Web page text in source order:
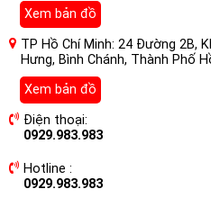
Đây là câu hỏi mà rất nhiều
Bởi không phải tất cả các mẫu
đều được trang bị sản phẩm
được những trải nghiệm tốt
cửa hít rất cần thiết.
Cửa hít là sản phẩm công
lại để đảm bảo an toàn khi
của cửa hít bao gồm các bộ
Xem bản đồ
TP Hồ Chí Minh: 24 Đường 2B,
Hưng, Bình Chánh, Thành Phố
Xem bản đồ
Điện thoại:
0929.983.983
Hotline :
0929.983.983